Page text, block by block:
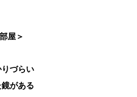
屋＞
づらい
がある